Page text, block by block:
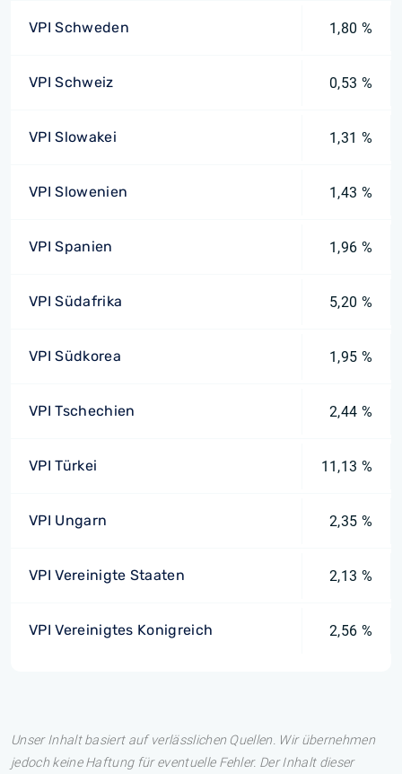
VPI Schweden 1,80 %
VPI Schweiz 0,53 %
VPI Slowakei 1,31 %
VPI Slowenien 1,43 %
VPI Spanien 1,96 %
VPI Südafrika 5,20 %
VPI Südkorea 1,95 %
VPI Tschechien 2,44 %
VPI Türkei 11,13 %
VPI Ungarn 2,35 %
VPI Vereinigte Staaten 2,13 %
VPI Vereinigtes Konigreich 2,56 %
Unser Inhalt basiert auf verlässlichen Quellen. Wir übernehmen
jedoch keine Haftung für eventuelle Fehler. Der Inhalt dieser